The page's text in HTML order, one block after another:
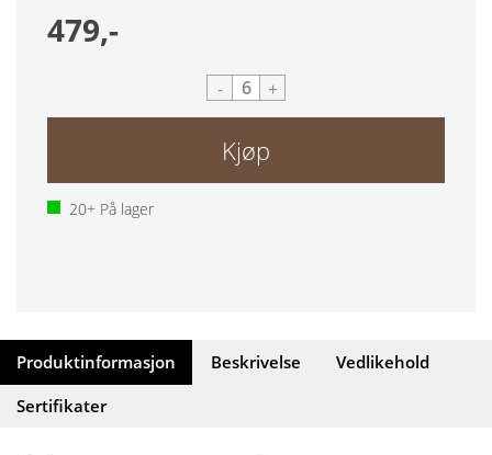
479,-
- +
Kjøp
20+ På lager
Produktinformasjon Beskrivelse
Vedlikehold
Sertifikater